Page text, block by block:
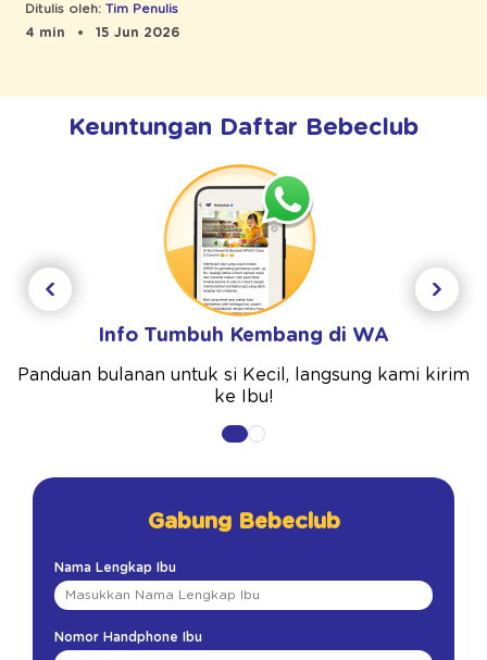
Ditulis oleh: Tim Penulis
4 min
15 Jun 2026
Keuntungan Daftar Bebeclub
Info Tumbuh Kembang di WA
Panduan bulanan untuk si Kecil, langsung kami kirim
ke Ibu!
Gabung Bebeclub
Nama Lengkap Ibu
Nomor Handphone Ibu